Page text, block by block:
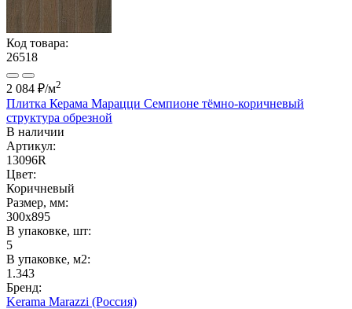
Код товара:
26518
2 084 ₽/м2
Плитка Керама Марацци Семпионе тёмно-коричневый
структура обрезной
В наличии
Артикул:
13096R
Цвет:
Коричневый
Размер, мм:
300x895
В упаковке, шт:
5
В упаковке, м2:
1.343
Бренд:
Kerama Marazzi (Россия)